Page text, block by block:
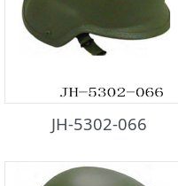
JH-5302-066